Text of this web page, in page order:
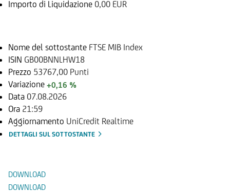
Importo di Liquidazione 0,00 EUR
Nome del sottostante FTSE MIB Index
ISIN GB00BNNLHW18
Prezzo 53767,00 Punti
Variazione +0,16 %
Data 07.08.2026
Ora 21:59
Aggiornamento UniCredit Realtime
DETTAGLI SUL SOTTOSTANTE
DOWNLOAD
DOWNLOAD